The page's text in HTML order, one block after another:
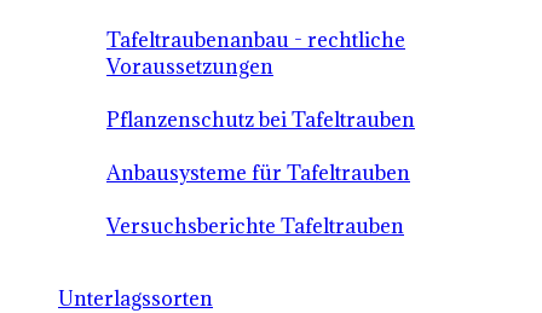
Tafeltraubenanbau - rechtliche
Voraussetzungen
Pflanzenschutz bei Tafeltrauben
Anbausysteme für Tafeltrauben
Versuchsberichte Tafeltrauben
Unterlagssorten